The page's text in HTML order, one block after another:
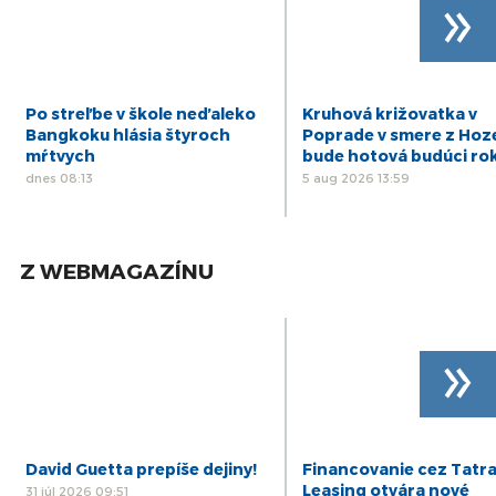
Po streľbe v škole neďaleko
Bangkoku hlásia štyroch
mŕtvych
dnes 08:13
Kruhová križovatka v
Poprade v smere z
bude hotová budúci
5 aug 2026 13:59
»
Z WEBMAGAZÍNU
David Guetta prepíše dejiny!
31 júl 2026 09:51
Financovanie cez Tatra
Leasing otvára nové
»